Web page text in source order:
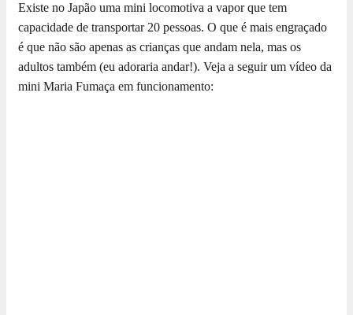
Existe no Japão uma mini locomotiva a vapor que tem
capacidade de transportar 20 pessoas. O que é mais engraçado
é que não são apenas as crianças que andam nela, mas os
adultos também (eu adoraria andar!). Veja a seguir um vídeo da
mini Maria Fumaça em funcionamento: